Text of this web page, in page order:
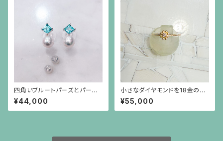
四角いブルートパーズとパール
のシルバー枠のピアス(シルバー
ポスト）
¥44,000
小さなダイヤモンドを18金のビ
ーズで囲んだ細い18金のリング
¥55,000